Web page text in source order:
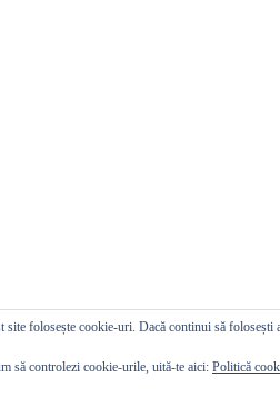
folosește cookie-uri. Dacă continui să folosești
să controlezi cookie-urile, uită-te aici: Politică